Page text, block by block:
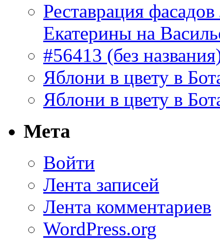
Реставрация
Екатерины на
#56413 (без
Яблони в цвету в
Яблони в цвету в
Мета
Войти
Лента записей
Лента комментариев
WordPress.org